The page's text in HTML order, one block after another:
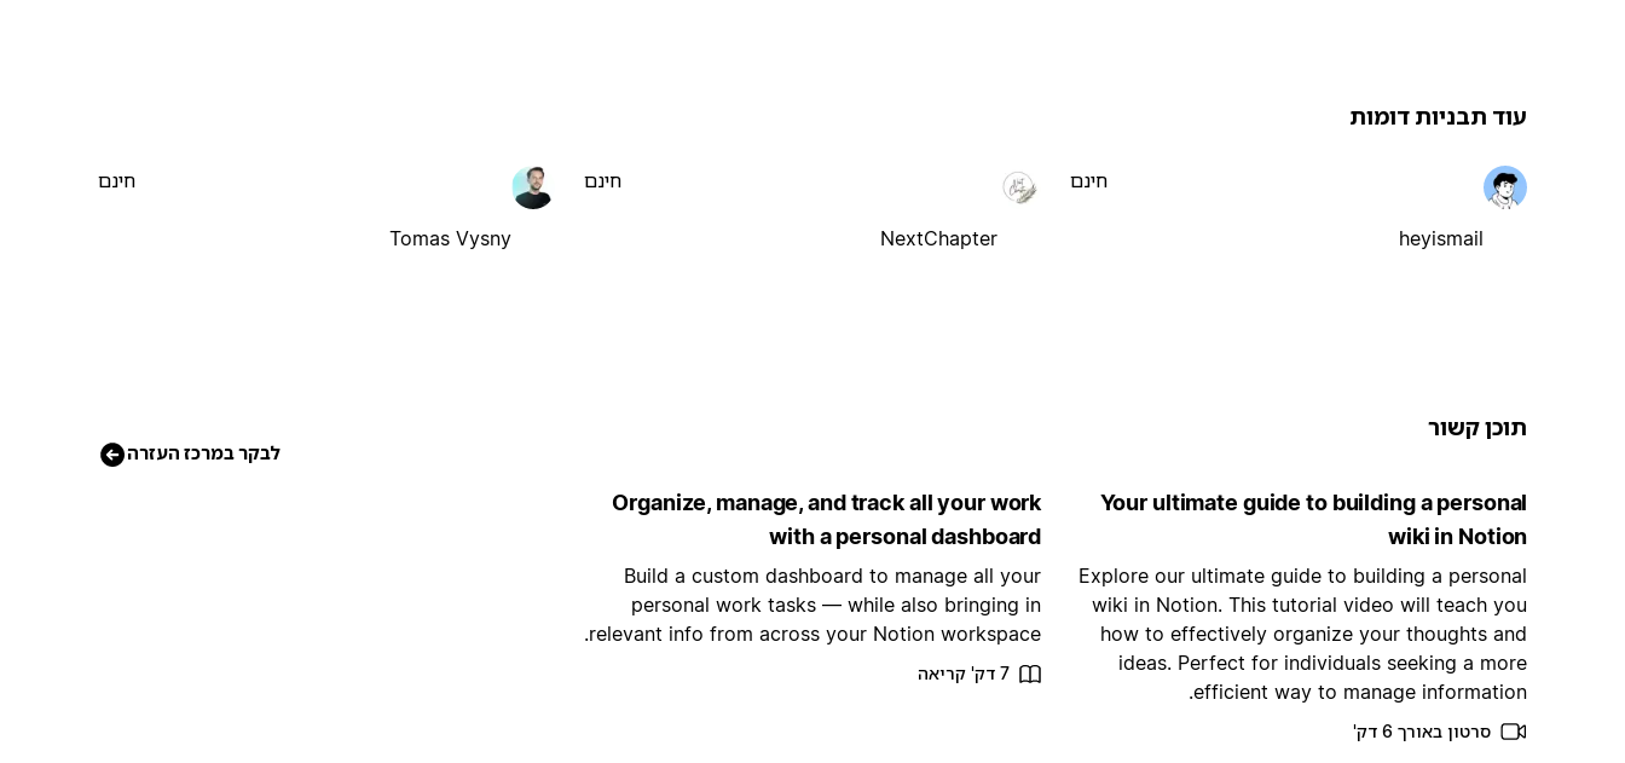
עוד תבניות דומות
heyismail
חינם
NextChapter
חינם
Tomas Vysny
חינם
תוכן קשור
לבקר במרכז העזרה
Your ultimate guide to building a personal
wiki in Notion
Explore our ultimate guide to building a personal
wiki in Notion. This tutorial video will teach you
how to effectively organize your thoughts and
ideas. Perfect for individuals seeking a more
efficient way to manage information.
סרטון באורך 6 דק'
Organize, manage, and track all your work
with a personal dashboard
Build a custom dashboard to manage all your
personal work tasks — while also bringing in
relevant info from across your Notion workspace.
7 דק' קריאה